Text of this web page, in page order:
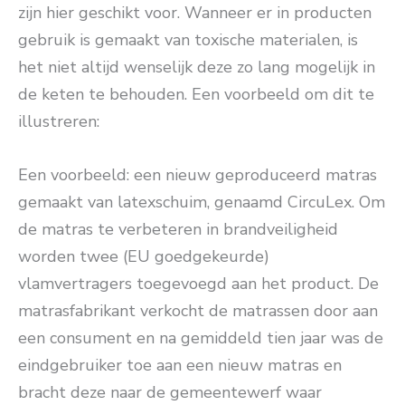
zijn hier geschikt voor. Wanneer er in producten
gebruik is gemaakt van toxische materialen, is
het niet altijd wenselijk deze zo lang mogelijk in
de keten te behouden. Een voorbeeld om dit te
illustreren:
Een voorbeeld: een nieuw geproduceerd matras
gemaakt van latexschuim, genaamd CircuLex. Om
de matras te verbeteren in brandveiligheid
worden twee (EU goedgekeurde)
vlamvertragers toegevoegd aan het product. De
matrasfabrikant verkocht de matrassen door aan
een consument en na gemiddeld tien jaar was de
eindgebruiker toe aan een nieuw matras en
bracht deze naar de gemeentewerf waar